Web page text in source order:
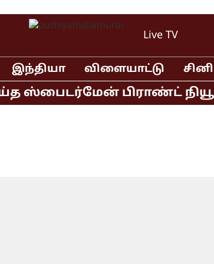
Live TV
இந்தியா விளையாட்டு
பிராண்ட் நியூ